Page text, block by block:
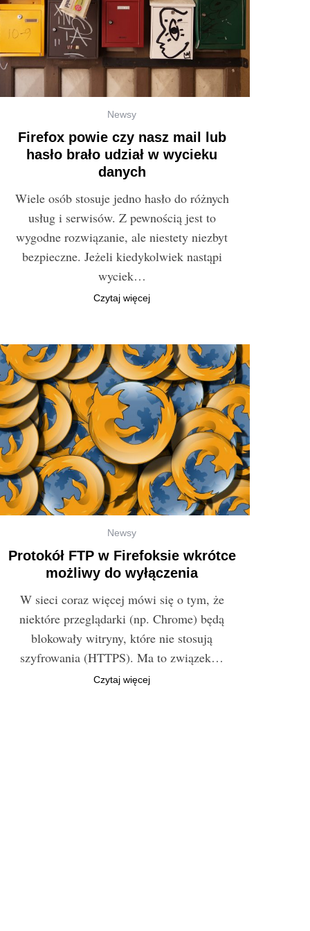
Newsy
Firefox powie czy nasz mail lub
hasło brało udział w wycieku
danych
Wiele osób stosuje jedno hasło do różnych
usług i serwisów. Z pewnością jest to
wygodne rozwiązanie, ale niestety niezbyt
bezpieczne. Jeżeli kiedykolwiek nastąpi
wyciek…
Czytaj więcej
Newsy
Protokół FTP w Firefoksie wkrótce
możliwy do wyłączenia
W sieci coraz więcej mówi się o tym, że
niektóre przeglądarki (np. Chrome) będą
blokowały witryny, które nie stosują
szyfrowania (HTTPS). Ma to związek…
Czytaj więcej